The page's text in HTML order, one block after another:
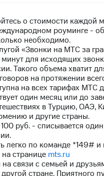
ТВ
о стоимости каждой
роуминге -
необходимо.
«Звонки на МТС за
минут для исходящих
Такого объема хватит
на протяжении
на всех тарифах МТС
один месяц или до
в Турцию, ОАЭ,
и другие страны.
руб. - списывается
легко по команде *149#
странице mts.ru
на связи с семьей и
стране. Приятного